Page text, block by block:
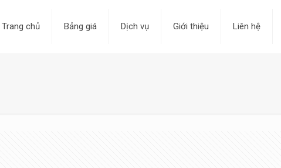
Trang chủ Bảng giá Dịch vụ Giới thiệu Liên hệ